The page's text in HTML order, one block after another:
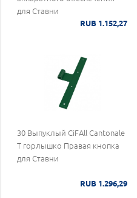
для Ставни
RUB 1.152,27
30 Выпуклый CiFAll Cantonale
T горлышко Правая кнопка
для Ставни
RUB 1.296,29